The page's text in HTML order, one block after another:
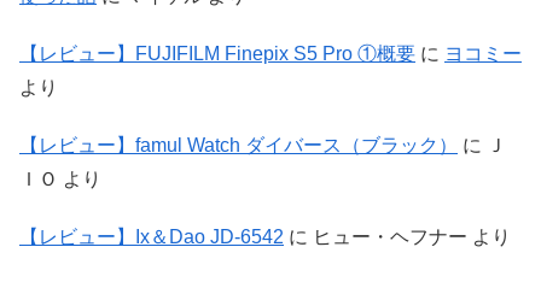
【レビュー】FUJIFILM Finepix S5 Pro ①概要 に ヨコミー
より
【レビュー】famul Watch ダイバース（ブラック） に
Ｊ
ＩＯ より
【レビュー】Ix＆Dao JD-6542 に ヒュー・ヘフナー より